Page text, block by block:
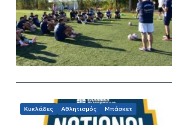
Κυκλάδες Αθλητισμός Μπάσκετ